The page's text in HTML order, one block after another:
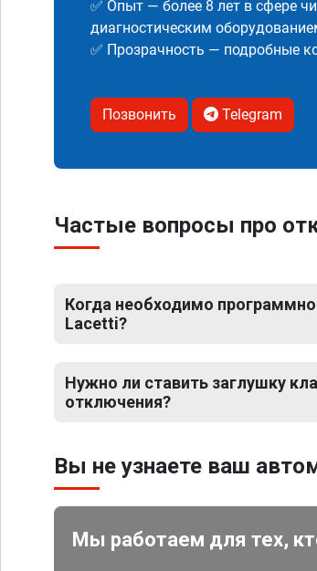
✅ Опыт — более 8 лет в сфере
диагностическим
✅ Прозрачность — подробные
Позвонить Telegram
Частые вопросы про
Когда необходимо
Lacetti?
Нужно ли ставить заглушку
отключения?
Вы не узнаете ваш
Мы работаем для тех,